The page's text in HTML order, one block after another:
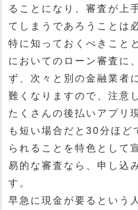
ることになり、審査が上
てしまうであろうことは
特に知っておくべきこと
においてのローン審査に
ず、次々と別の金融業者
難くなりますので、注意
たくさんの後払いアプリ
も短い場合だと30分ほど
られることを特色として
易的な審査なら、申し込
す。
早急に現金が要るという